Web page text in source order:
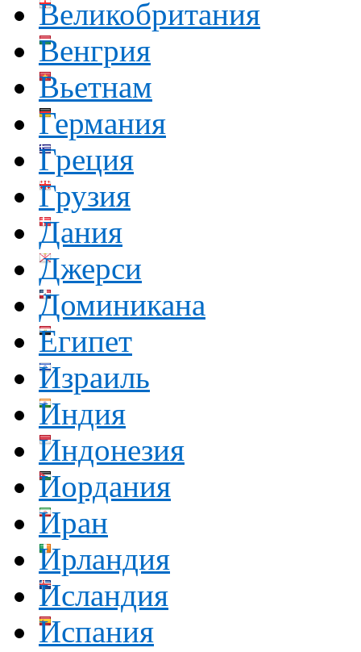
Великобритания
Венгрия
Вьетнам
Германия
Греция
Грузия
Дания
Джерси
Доминикана
Египет
Израиль
Индия
Индонезия
Иордания
Иран
Ирландия
Исландия
Испания